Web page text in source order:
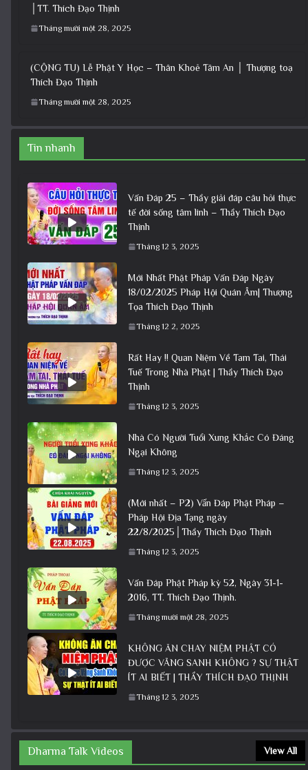
│TT. Thích Đạo Thịnh
Tháng mười một 28, 2025
(CỘNG TU) Lễ Phật Y Học – Thân Khoẻ Tâm An │ Thượng toạ
Thích Đạo Thịnh
Tháng mười một 28, 2025
Tin nhanh
Vấn Đáp 25 – Thầy giải đáp câu hỏi thực
tế đời sống tâm linh – Thầy Thích Đạo
Thịnh
Tháng 12 3, 2025
Mới Nhất Phật Pháp Vấn Đáp Ngày
18/02/2025 Pháp Hội Quán Âm| Thượng
Tọa Thích Đạo Thịnh
Tháng 12 2, 2025
Rất Hay !! Quan Niệm Về Tam Tai, Thái
Tuế Trong Nhà Phật | Thầy Thích Đạo
Thịnh
Tháng 12 3, 2025
Nhà Có Người Tuổi Xung Khắc Có Đáng
Ngại Không
Tháng 12 3, 2025
(Mới nhất – P2) Vấn Đáp Phật Pháp –
Pháp Hội Địa Tạng ngày
22/8/2025│Thầy Thích Đạo Thịnh
Tháng 12 3, 2025
Vấn Đáp Phật Pháp kỳ 52, Ngày 31-1-
2016, TT. Thích Đạo Thịnh.
Tháng mười một 28, 2025
KHÔNG ĂN CHAY NIỆM PHẬT CÓ
ĐƯỢC VÃNG SANH KHÔNG ? SỰ THẬT
ÍT AI BIẾT | THẦY THÍCH ĐẠO THỊNH
Tháng 12 3, 2025
Dharma Talk Videos View All